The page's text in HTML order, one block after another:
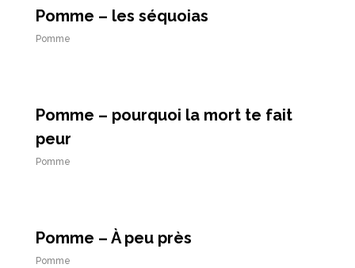
Pomme – les séquoias
Pomme
Pomme – pourquoi la mort te fait
peur
Pomme
Pomme – À peu près
Pomme